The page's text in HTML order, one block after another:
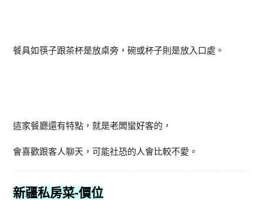
餐具如筷子跟茶杯是放桌旁，碗或杯子則是放入口處。
這家餐廳還有特點，就是老闆蠻好客的，
會喜歡跟客人聊天，可能社恐的人會比較不愛。
新疆私房菜-價位